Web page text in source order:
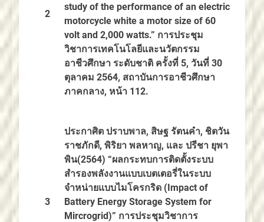
2
study of the performance of an electric
motorcycle white a motor size of 60
volt and 2,000 watts.” การประชุม
วิชาการเทคโนโลยีและนวัตกรรม
อาชีวศึกษา ระดับชาติ ครั้งที่ 5, วันที่ 30
ตุลาคม 2564, สถาบันการอาชีวศึกษา
ภาคกลาง, หน้า 112.
3
ประกาศิต ปราบพาล, สิษฐ รัตนคำ, ชิตวัน
ราชภักดี, พิริยา พลหาญ, และ ปรีชา ยุพา
พิน(2564) “ผลกระทบการติดตั้งระบบ
สำรองพลังงานแบบเบตเตอรี่ในระบบ
จำหน่ายแบบไมโครกริด (Impact of
Battery Energy Storage System for
Mircrogrid)” การประชุมวิชาการ